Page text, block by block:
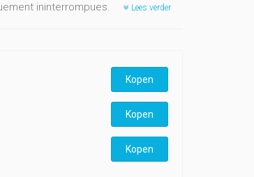
ininterrompues.
Lees verder
Kopen
Kopen
Kopen